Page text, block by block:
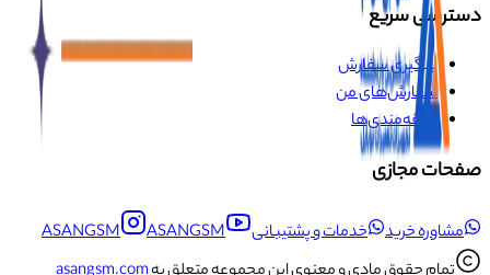
دسترسی سریع
پیگیری سفارش
سفارش‌های من
علاقه‌مندی‌ها
صفحات مجازی
مشاوره خرید خدمات و پشتیبانی ASANGSM
ASANGSM